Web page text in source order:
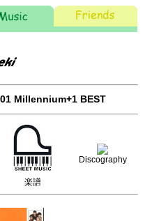
Millennium+1 BEST
楽譜
Discography